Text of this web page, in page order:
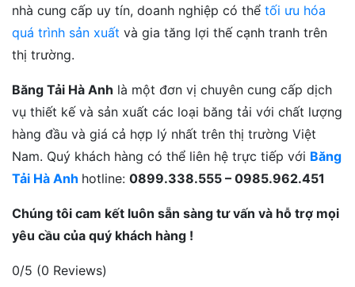
nhà cung cấp uy tín, doanh nghiệp có thể tối ưu hóa
quá trình sản xuất và gia tăng lợi thế cạnh tranh trên
thị trường.
Băng Tải Hà Anh là một đơn vị chuyên cung cấp dịch
vụ thiết kế và sản xuất các loại băng tải với chất lượng
hàng đầu và giá cả hợp lý nhất trên thị trường Việt
Nam. Quý khách hàng có thể liên hệ trực tiếp với Băng
Tải Hà Anh hotline: 0899.338.555 – 0985.962.451
Chúng tôi cam kết luôn sẵn sàng tư vấn và hỗ trợ mọi
yêu cầu của quý khách hàng !
0/5 (0 Reviews)